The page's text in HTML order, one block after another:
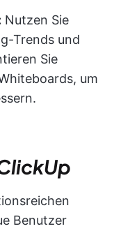
Nutzen Sie
Trends und
Sie
um
Benutzer